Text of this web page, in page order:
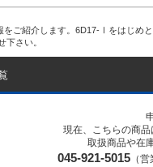
ご紹介します。6D17-Ⅰをはじめ
下さい。
現在、こちらの商品
取扱商品や在
045-921-5015 （